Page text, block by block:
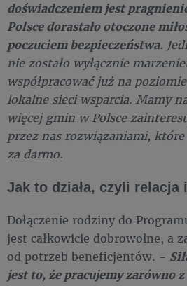
doświadczeniem jest
Polsce dorastało otoczone
poczuciem bezpieczeństwa.
nie zostało wyłącznie
współpracować już na
lokalne sieci wsparcia. Mamy
więcej gmin w Polsce
przez nas rozwiązaniami, które
za darmo.
Jak to działa, czyli relacja
Dołączenie rodziny do
jest całkowicie dobrowolne, a
od potrzeb beneficjentów. -
jest to, że pracujemy zarówno